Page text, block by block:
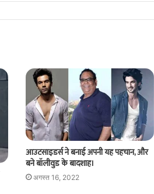
आउटसाइडर्स ने बनाई अपनी यह पहचान, और
बने बॉलीवुड के बादशाह।
अगस्त 16, 2022